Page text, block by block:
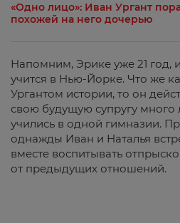
«Одно лицо»: Иван Ургант
похожей на него дочерью
Напомним, Эрике уже 21 год,
учится в Нью-Йорке. Что же
Ургантом истории, то он
свою будущую супругу много
учились в одной гимназии.
однажды Иван и Наталья
вместе воспитывать
от предыдущих отношений.